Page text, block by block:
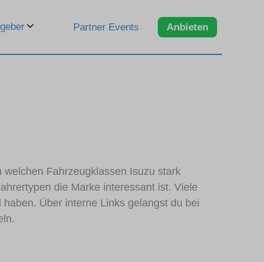
Partner Events Anbieten
Fahrzeugklassen Isuzu stark
die Marke interessant ist. Viele
haben. Über interne Links gelangst du bei